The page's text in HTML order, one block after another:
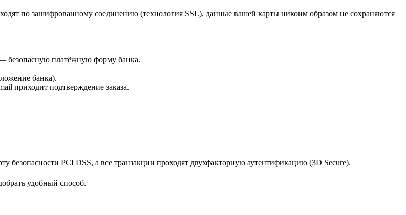
по зашифрованному соединению (технология SSL), данные вашей карты никоим образом не сохраняются
безопасную платёжную форму банка.
банка).
приходит подтверждение заказа.
PCI DSS, а все транзакции проходят двухфакторную аутентификацию (3D Secure).
удобный способ.